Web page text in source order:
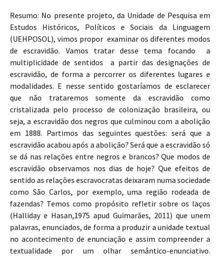
Resumo: No presente projeto, da Unidade de Pesquisa em
Estudos Históricos, Políticos e Sociais da Linguagem
(UEHPOSOL), vimos propor examinar os diferentes modos
de escravidão. Vamos tratar desse tema focando a
multiplicidade de sentidos a partir das designações de
escravidão, de forma a percorrer os diferentes lugares e
modalidades. E nesse sentido gostaríamos de esclarecer
que não trataremos somente da escravidão como
cristalizada pelo processo de colonização brasileira, ou
seja, a escravidão dos negros que culminou com a abolição
em 1888. Partimos das seguintes questões: será que a
escravidão acabou após a abolição? Será que a escravidão só
se dá nas relações entre negros e brancos? Que modos de
escravidão observamos nos dias de hoje? Que efeitos de
sentido as relações escravocratas deixaram numa sociedade
como São Carlos, por exemplo, uma região rodeada de
fazendas? Temos como propósito refletir sobre os laços
(Halliday e Hasan,1975 apud Guimarães, 2011) que unem
palavras, enunciados, de forma a produzir a unidade textual
no acontecimento de enunciação e assim compreender a
textualidade por um olhar semântico-enunciativo.